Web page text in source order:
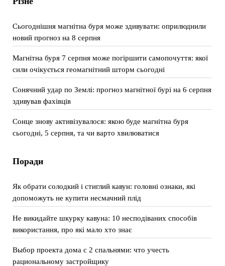
Сьогоднішня магнітна буря може здивувати: оприлюднили
новий прогноз на 8 серпня
Магнітна буря 7 серпня може погіршити самопочуття: якої
сили очікується геомагнітний шторм сьогодні
Сонячний удар по Землі: прогноз магнітної бурі на 6 серпня
здивував фахівців
Сонце знову активізувалося: якою буде магнітна буря
сьогодні, 5 серпня, та чи варто хвилюватися
Поради
Як обрати солодкий і стиглий кавун: головні ознаки, які
допоможуть не купити несмачний плід
Не викидайте шкурку кавуна: 10 несподіваних способів
використання, про які мало хто знає
Выбор проекта дома с 2 спальнями: что учесть
рациональному застройщику